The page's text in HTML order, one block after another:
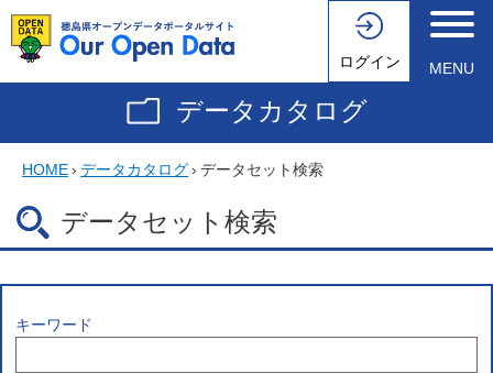
ログイン MENU
データカタログ
HOME› データカタログ› データセット検索
データセット検索
キーワード